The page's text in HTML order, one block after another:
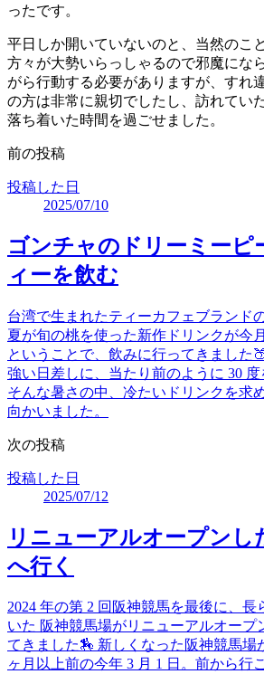
ったです。
平日しか開いていないのと、当然のこ
方々が大勢いらっしゃるので邪魔にな
がら行動する必要がありますが、すれ
の方は非常に親切でしたし、訪れてい
落ち着いた時間を過ごせました。
前の投稿
投稿した日
2025/07/10
ゴンチャのドリーミーピ
ィーを飲む
台湾で生まれたティーカフェブランド
夏が旬の桃を使った新作ドリンクが今
ということで、飲みに行ってきました
強い日差しに、当たり前のように 30 度
そんな暑さの中、冷たいドリンクを求
向かいました。
次の投稿
投稿した日
2025/07/12
リニューアルオープンし
へ行く
2024 年の第 2 回阪神競馬を最後に、長
いた 阪神競馬場がリニューアルオープ
てきました🏇 新しくなった阪神競馬場
ヶ月以上前の今年 3 月 1 日。前から行